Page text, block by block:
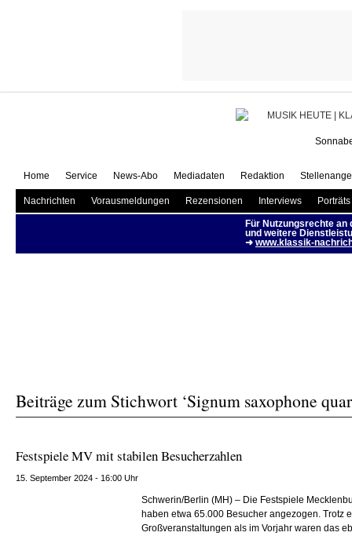
Signum
Home Service News-Abo Mediadaten Redaktion
Nachrichten Vorausmeldungen Rezensionen Interviews Porträts
Für Nutzungsrechte an
und weitere
➜ www.klassik-
Beiträge zum Stichwort ‘Signum saxophone
Festspiele MV mit stabilen Besucherzahlen
15. September 2024 - 16:00 Uhr
Schwerin/Berlin (MH) – Die Festspiele
haben etwa 65.000 Besucher angezogen. Trotz
Großveranstaltungen als im Vorjahr waren das